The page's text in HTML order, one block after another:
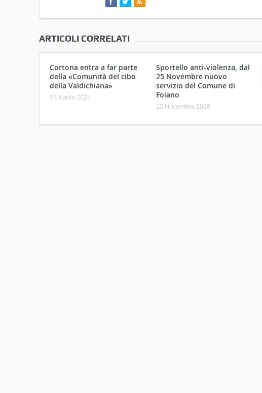
ARTICOLI CORRELATI
Cortona entra a far parte
della «Comunità del cibo
della Valdichiana»
15 Aprile 2021
Sportello anti-violenza, dal
25 Novembre nuovo
servizio del Comune di
Foiano
23 Novembre 2020